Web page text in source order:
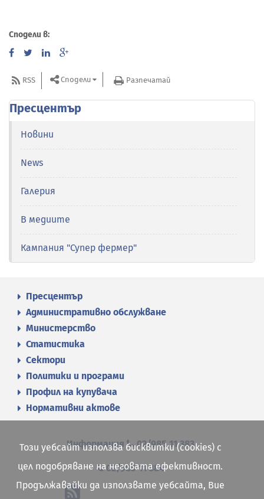
Сподели в:
RSS Сподели Разпечатай
Пресцентър
Новини
News
Галерия
В медиите
Кампания "Супер фермер"
Пресцентър
Административно обслужване
Министерство
Статистика
Сектори
Политики и програми
Профил на купувача
Нормативни актове
Информация 02/985 11 383
02/985 11 384
Този уебсайт използва бисквитки (cookies) с
цел подобряване на неговата ефективност.
Продължавайки да използвате уебсайта, Вие